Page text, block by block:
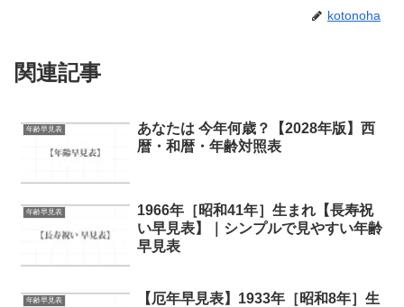
kotonoha
関連記事
年齢早見表
あなたは 今年何歳？【2028年版】西
暦・和暦・年齢対照表
年齢早見表
1966年［昭和41年］生まれ【長寿祝
い早見表】｜シンプルで見やすい年齢
早見表
年齢早見表
【厄年早見表】1933年［昭和8年］生